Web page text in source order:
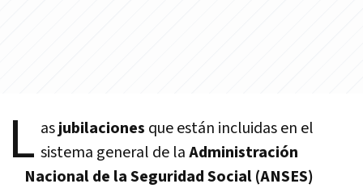
L asjubilaciones que están incluidas en el
sistema general de laAdministración
Nacional de la Seguridad Social (ANSES)